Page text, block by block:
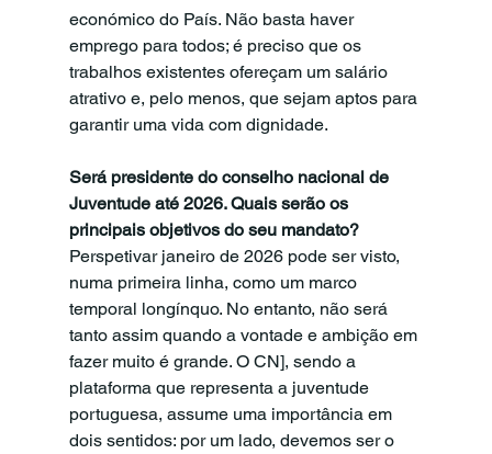
económico do País. Não basta haver
emprego para todos; é preciso que os
trabalhos existentes ofereçam um salário
atrativo e, pelo menos, que sejam aptos para
garantir uma vida com dignidade.
Será presidente do conselho nacional de
Juventude até 2026. Quais serão os
principais objetivos do seu mandato?
Perspetivar janeiro de 2026 pode ser visto,
numa primeira linha, como um marco
temporal longínquo. No entanto, não será
tanto assim quando a vontade e ambição em
fazer muito é grande. O CN], sendo a
plataforma que representa a juventude
portuguesa, assume uma importância em
dois sentidos: por um lado, devemos ser o